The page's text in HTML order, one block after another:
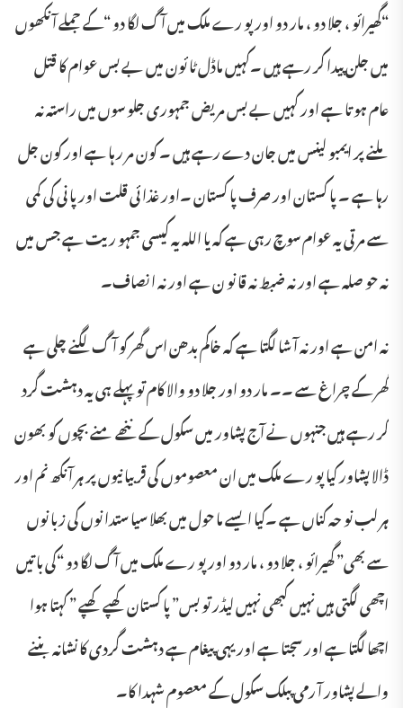
“گھیرائو ، جلا دو ، مار دو اور پو رے ملک میں آ گ لگا دو “کے جملے آ نکھوں
میں جلن پیدا کر رہے ہیں ۔کہیں ماڈل ٹا ئون میں بے بس عوام کا قتل
عام ہو تا ہے اور کہیں بے بس مریض جمہوری جلو سوں میں راستہ نہ
ملنے پر ایمبو لینس میں جان دے رہے ہیں ۔ کون مر ر ہا ہے اور کون جل
رہا ہے ۔ پا کستان اور صرف پا کستان ۔اور غذا ئی قلت اور پا نی کی کمی
سے مر تی یہ عوام سوچ رہی ہے کہ یا اللہ یہ کیسی جمہو ریت ہے جس میں
نہ حو صلہ ہے اور نہ ضبط نہ قا نو ن ہے اور نہ انصاف۔
نہ امن ہے اور نہ آ شا لگتا ہے کہ خاکم بدھن اس گھر کو آگ لگنے چلی ہے
گھر کے چراغ سے ۔۔ مار دو اور جلا دو والا کام تو پہلے ہی یہ دہشت گرد
کر رہے ہیں جنہوں نے آج پشاور میں سکول کے ننھے منے بچوں کو بھون
ڈالا پشاور کیا پو رے ملک میں ان معصوموں کی قر بیا نیوں پر ہر آ نکھ نم اور
ہر لب نو حہ کناں ہے ۔کیا ایسے ما حول میں بھلا سیا ستدا نوں کی زبا نوں
سے بھی” گھیرائو ، جلا دو ، مار دو اور پو رے ملک میں آ گ لگا دو “کی با تیں
اچھی لگتی ہیں نہیں کبھی نہیں لیڈر تو بس” پا کستان کھپے کھپے ” کہتا ہوا
اچھا لگتا ہے اور سجتا ہے اور یہی پیغام ہے دہشت گردی کا نشانہ بننے
والے پشاور آ رمی پبلک سکول کے معصوم شہدا کا۔